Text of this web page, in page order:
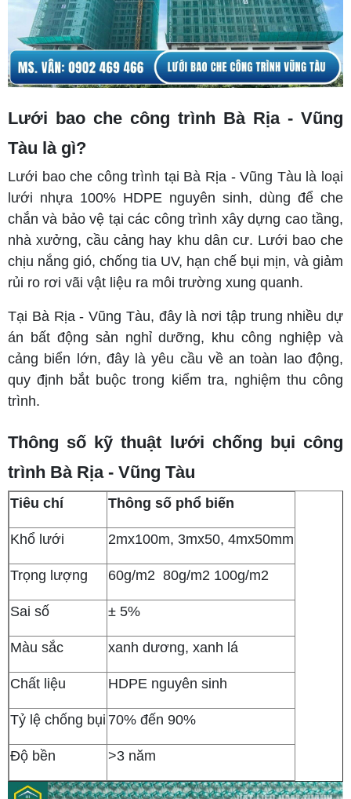
Lưới bao che công trình Bà Rịa - Vũng
Tàu là gì?
Lưới bao che công trình tại Bà Rịa - Vũng Tàu là loại
lưới nhựa 100% HDPE nguyên sinh, dùng để che
chắn và bảo vệ tại các công trình xây dựng cao tầng,
nhà xưởng, cầu cảng hay khu dân cư. Lưới bao che
chịu nắng gió, chống tia UV, hạn chế bụi mịn, và giảm
rủi ro rơi vãi vật liệu ra môi trường xung quanh.
Tại Bà Rịa - Vũng Tàu, đây là nơi tập trung nhiều dự
án bất động sản nghỉ dưỡng, khu công nghiệp và
cảng biển lớn, đây là yêu cầu về an toàn lao động,
quy định bắt buộc trong kiểm tra, nghiệm thu công
trình.
Thông số kỹ thuật lưới chống bụi công
trình Bà Rịa - Vũng Tàu
Tiêu chí Thông số phổ biến
Khổ lưới 2mx100m, 3mx50, 4mx50mm
Trọng lượng 60g/m2 80g/m2 100g/m2
Sai số ± 5%
Màu sắc xanh dương, xanh lá
Chất liệu HDPE nguyên sinh
Tỷ lệ chống bụi 70% đến 90%
Độ bền >3 năm